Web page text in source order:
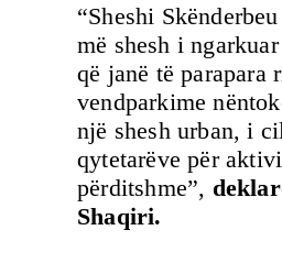
“Sheshi
më shesh i
që janë të parapara
vendparkime
një shesh urban, i
qytetarëve për
përditshme”,
Shaqiri.